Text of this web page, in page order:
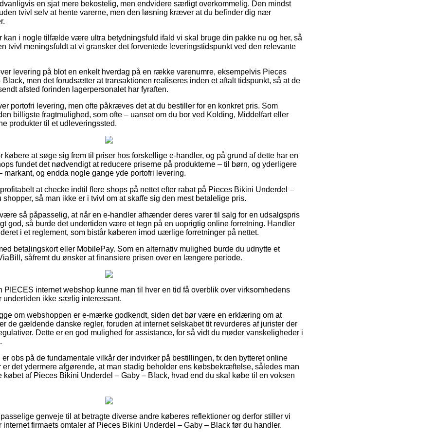
en sjat mere bekostelig, men endvidere særligt overkommelig. Den mindst
tvivl selv at hente varerne, men den løsning kræver at du befinder dig nær
kan i nogle tilfælde være ultra betydningsfuld ifald vi skal bruge din pakke nu og her, så
tvivl meningsfuldt at vi gransker det forventede leveringstidspunkt ved den relevante
levering på blot en enkelt hverdag på en række varenumre, eksempelvis Pieces
men det forudsætter at transaktionen realiseres inden et aftalt tidspunkt, så at de
afsted forinden lagerpersonalet har fyraften.
portofri levering, men ofte påkræves det at du bestiller for en konkret pris. Som
billigste fragtmulighed, som ofte – uanset om du bor ved Kolding, Middelfart eller
produkter til et udleveringssted.
købere at søge sig frem til priser hos forskellige e-handler, og på grund af dette har en
fundet det nødvendigt at reducere priserne på produkterne – til børn, og yderligere
markant, og endda nogle gange yde portofri levering.
at checke indtil flere shops på nettet efter rabat på Pieces Bikini Underdel –
så man ikke er i tvivl om at skaffe sig den mest betalelige pris.
så påpasselig, at når en e-handler afhænder deres varer til salg for en udsalgspris
god, så burde det undertiden være et tegn på en uoprigtig online forretning. Handler
i et reglement, som bistår køberen imod uærlige forretninger på nettet.
betalingskort eller MobilePay. Som en alternativ mulighed burde du udnytte et
såfremt du ønsker at finansiere prisen over en længere periode.
PIECES internet webshop kunne man til hver en tid få overblik over virksomhedens
undertiden ikke særlig interessant.
om webshoppen er e-mærke godkendt, siden det bør være en erklæring om at
de gældende danske regler, foruden at internet selskabet tit revurderes af jurister der
Dette er en god mulighed for assistance, for så vidt du møder vanskeligheder i
obs på de fundamentale vilkår der indvirker på bestillingen, fx den bytteret online
er det ydermere afgørende, at man stadig beholder ens købsbekræftelse, således man
købet af Pieces Bikini Underdel – Gaby – Black, hvad end du skal købe til en voksen
genveje til at betragte diverse andre køberes reflektioner og derfor stiller vi
internet firmaets omtaler af Pieces Bikini Underdel – Gaby – Black før du handler.